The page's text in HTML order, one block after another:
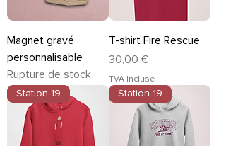
Magnet gravé
personnalisable
Rupture de stock
T-shirt Fire Rescue
Prix
30,00 €
TVA Incluse
Station 19 Station 19